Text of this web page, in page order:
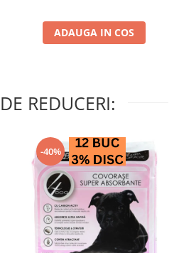
ADAUGA IN COS
REDUCERI:
-40%